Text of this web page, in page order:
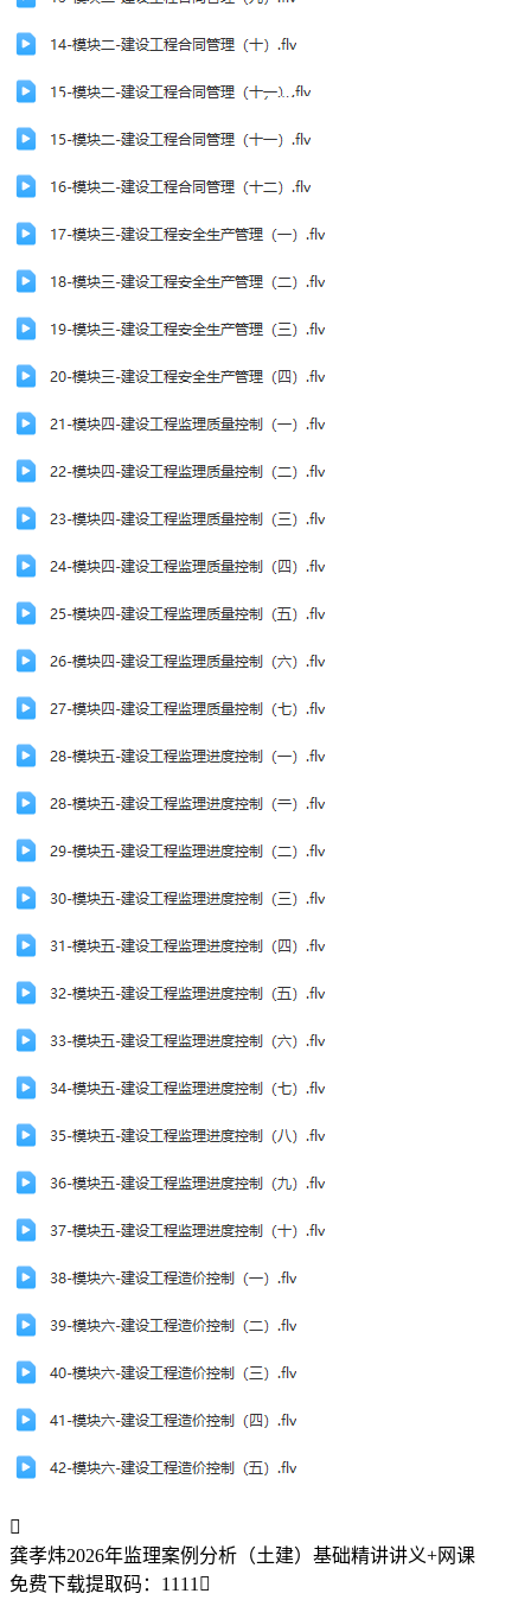

龚孝炜2026年监理案例分析（土建）基础精讲讲义+网课
免费下载提取码： 1111 